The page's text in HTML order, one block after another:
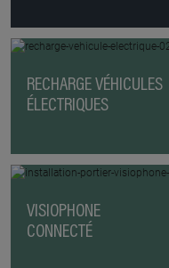
RECHARGE VÉHICULES
ÉLECTRIQUES
VISIOPHONE
CONNECTÉ